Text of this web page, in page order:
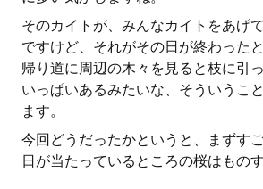
そのカイトが、みんなカイトをあげ
ですけど、それがその日が終わった
帰り道に周辺の木々を見ると枝に引
いっぱいあるみたいな、そういうこ
ます。
今回どうだったかというと、まずす
日が当たっているところの桜はもの